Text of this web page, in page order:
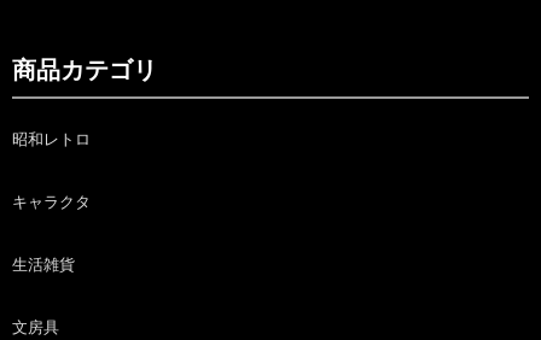
商品カテゴリ
昭和レトロ
キャラクタ
生活雑貨
文房具